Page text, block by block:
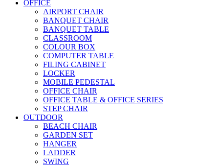
OFFICE
AIRPORT CHAIR
BANQUET CHAIR
BANQUET TABLE
CLASSROOM
COLOUR BOX
COMPUTER TABLE
FILING CABINET
LOCKER
MOBILE PEDESTAL
OFFICE CHAIR
OFFICE TABLE & OFFICE SERIES
STEP CHAIR
OUTDOOR
BEACH CHAIR
GARDEN SET
HANGER
LADDER
SWING